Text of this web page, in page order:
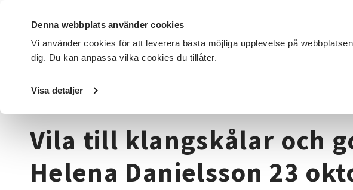
Denna webbplats använder cookies
Vi använder cookies för att leverera bästa möjliga upplevelse på
dig. Du kan anpassa vilka cookies du tillåter.
Visa detaljer
DET HÄR GÖR VI FÖR DIG SOM SÖK KURSER OCH EVENEMANG
Startsida / Kurser och evenemang
Vila till klangskålar och
Helena Danielsson 23